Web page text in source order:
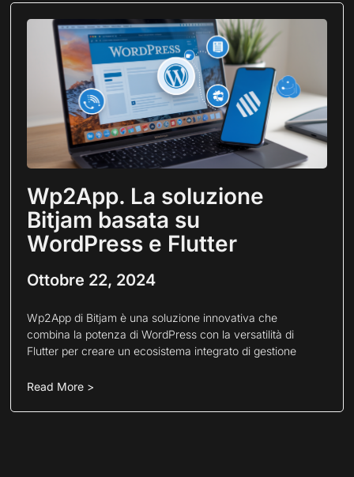
Wp2App. La soluzione
Bitjam basata su
WordPress e Flutter
Ottobre 22, 2024
Wp2App di Bitjam è una soluzione innovativa che
combina la potenza di WordPress con la versatilità di
Flutter per creare un ecosistema integrato di gestione
Read More >